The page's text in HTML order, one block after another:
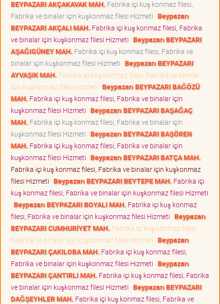
BEYPAZARI AKÇAKAVAK MAH. Fabrika içi kuş konmaz filesi,
Fabrika ve binalar için kuşkonmaz filesi Hizmeti Beypazarı
BEYPAZARI AKÇALI MAH. Fabrika içi kuş konmaz filesi, Fabrika
ve binalar için kuşkonmaz filesi Hizmeti Beypazarı BEYPAZARI
AŞAĞIGÜNEY MAH. Fabrika içi kuş konmaz filesi, Fabrika ve
binalar için kuşkonmaz filesi Hizmeti Beypazarı BEYPAZARI
AYVAŞIK MAH. Fabrika içi kuş konmaz filesi, Fabrika ve binalar
için kuşkonmaz filesi Hizmeti Beypazarı BEYPAZARI BAĞÖZÜ
MAH. Fabrika içi kuş konmaz filesi, Fabrika ve binalar için
kuşkonmaz filesi Hizmeti Beypazarı BEYPAZARI BAŞAĞAÇ
MAH. Fabrika içi kuş konmaz filesi, Fabrika ve binalar için
kuşkonmaz filesi Hizmeti Beypazarı BEYPAZARI BAŞÖREN
MAH. Fabrika içi kuş konmaz filesi, Fabrika ve binalar için
kuşkonmaz filesi Hizmeti Beypazarı BEYPAZARI BATÇA MAH.
Fabrika içi kuş konmaz filesi, Fabrika ve binalar için kuşkonmaz
filesi Hizmeti Beypazarı BEYPAZARI BEYTEPE MAH. Fabrika içi
kuş konmaz filesi, Fabrika ve binalar için kuşkonmaz filesi Hizmeti
Beypazarı BEYPAZARI BOYALI MAH. Fabrika içi kuş konmaz
filesi, Fabrika ve binalar için kuşkonmaz filesi Hizmeti Beypazarı
BEYPAZARI CUMHURİYET MAH. Fabrika içi kuş konmaz filesi,
Fabrika ve binalar için kuşkonmaz filesi Hizmeti Beypazarı
BEYPAZARI ÇAKILOBA MAH. Fabrika içi kuş konmaz filesi,
Fabrika ve binalar için kuşkonmaz filesi Hizmeti Beypazarı
BEYPAZARI ÇANTIRLI MAH. Fabrika içi kuş konmaz filesi, Fabrika
ve binalar için kuşkonmaz filesi Hizmeti Beypazarı BEYPAZARI
DAĞŞEYHLER MAH. Fabrika içi kuş konmaz filesi, Fabrika ve